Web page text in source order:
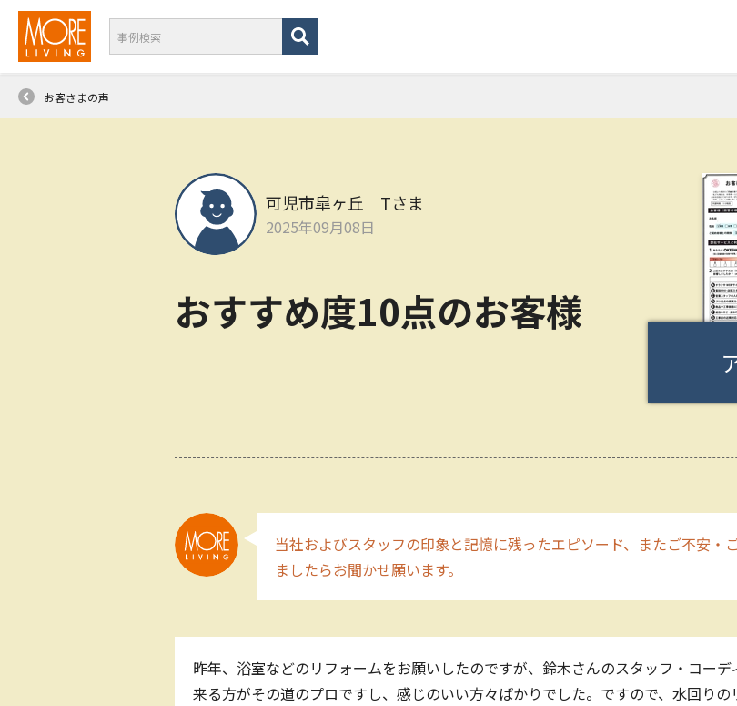
お客さまの声
可児市皐ヶ丘 Tさま
2025年09月08日
おすすめ度10点のお客様
当社およびスタッフの印象と記憶に残ったエピソード、またご不安・
ましたらお聞かせ願います。
昨年、浴室などのリフォームをお願いしたのですが、鈴木さんのスタッフ・コー
来る方がその道のプロですし、感じのいい方々ばかりでした。ですので、水回り